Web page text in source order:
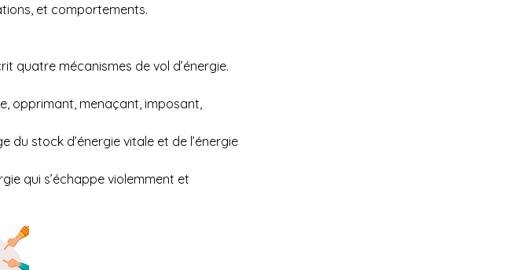
et comportements.
quatre mécanismes de vol d’énergie.
opprimant, menaçant, imposant,
du stock d’énergie vitale et de l’énergie
qui s’échappe violemment et